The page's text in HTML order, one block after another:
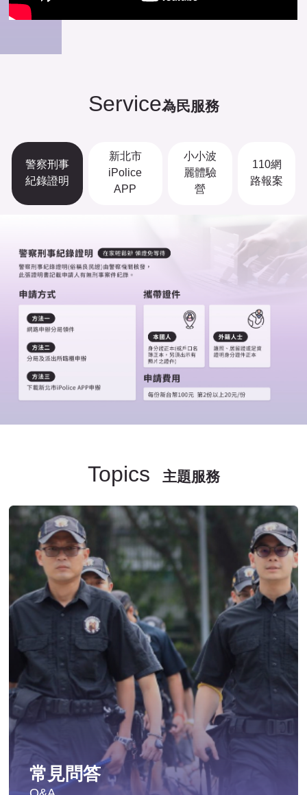
Service為民服務
警察刑事
紀錄證明
新北市
iPolice
APP
小小波
麗體驗
營
110網
路報案
Topics 主題服務
常見問答